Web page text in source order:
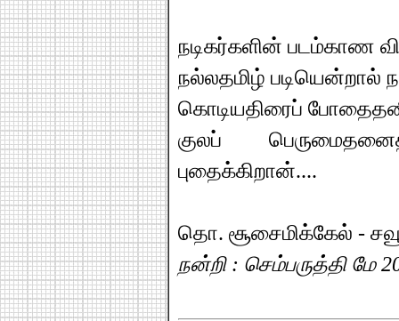
நடிகர்களின் படம்காண
நல்லதமிழ் படியென்றால்
கொடியதிரைப்
குலப்
புதைக்கிறான்....
தொ. சூசைமிக்கேல் -
நன்றி : செம்பருத்தி மே